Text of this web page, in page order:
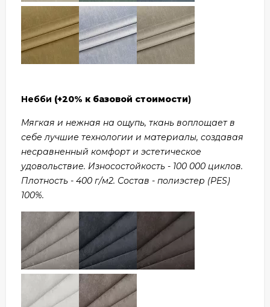
Небби (+20% к базовой стоимости)
Мягкая и нежная на ощупь, ткань воплощает в
себе лучшие технологии и материалы, создавая
несравненный комфорт и эстетическое
удовольствие. Износостойкость - 100 000 циклов.
Плотность - 400 г/м2. Состав - полиэстер (PES)
100%.